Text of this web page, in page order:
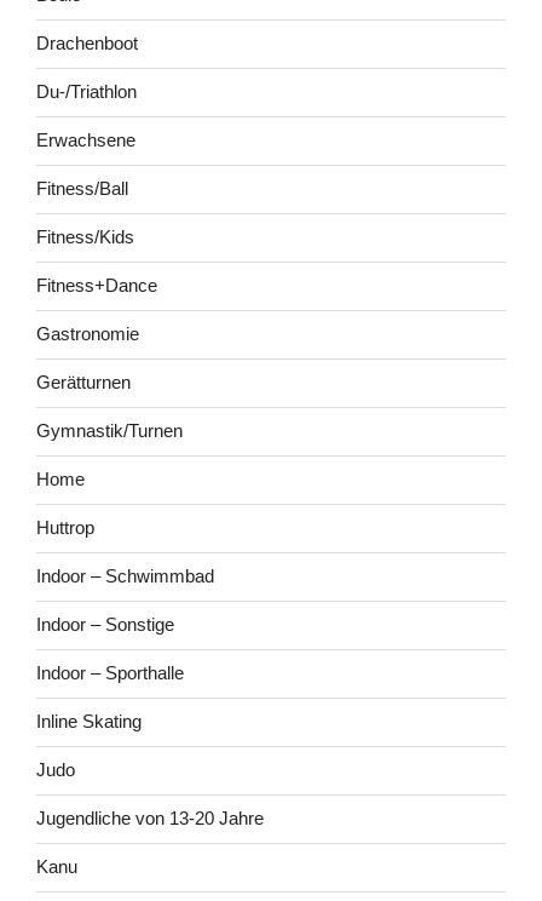
Drachenboot
Du-/Triathlon
Erwachsene
Fitness/Ball
Fitness/Kids
Fitness+Dance
Gastronomie
Gerätturnen
Gymnastik/Turnen
Home
Huttrop
Indoor – Schwimmbad
Indoor – Sonstige
Indoor – Sporthalle
Inline Skating
Judo
Jugendliche von 13-20 Jahre
Kanu